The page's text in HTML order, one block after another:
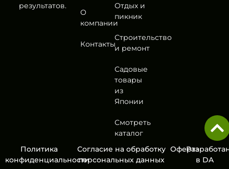
результатов.
О
компании
Контакты
Отдых и
пикник
Строительство
и ремонт
Садовые
товары
из
Японии
Смотреть
каталог
Политика
конфиденциальности
Согласие на обработку
персональных данных
Оферта
в DA